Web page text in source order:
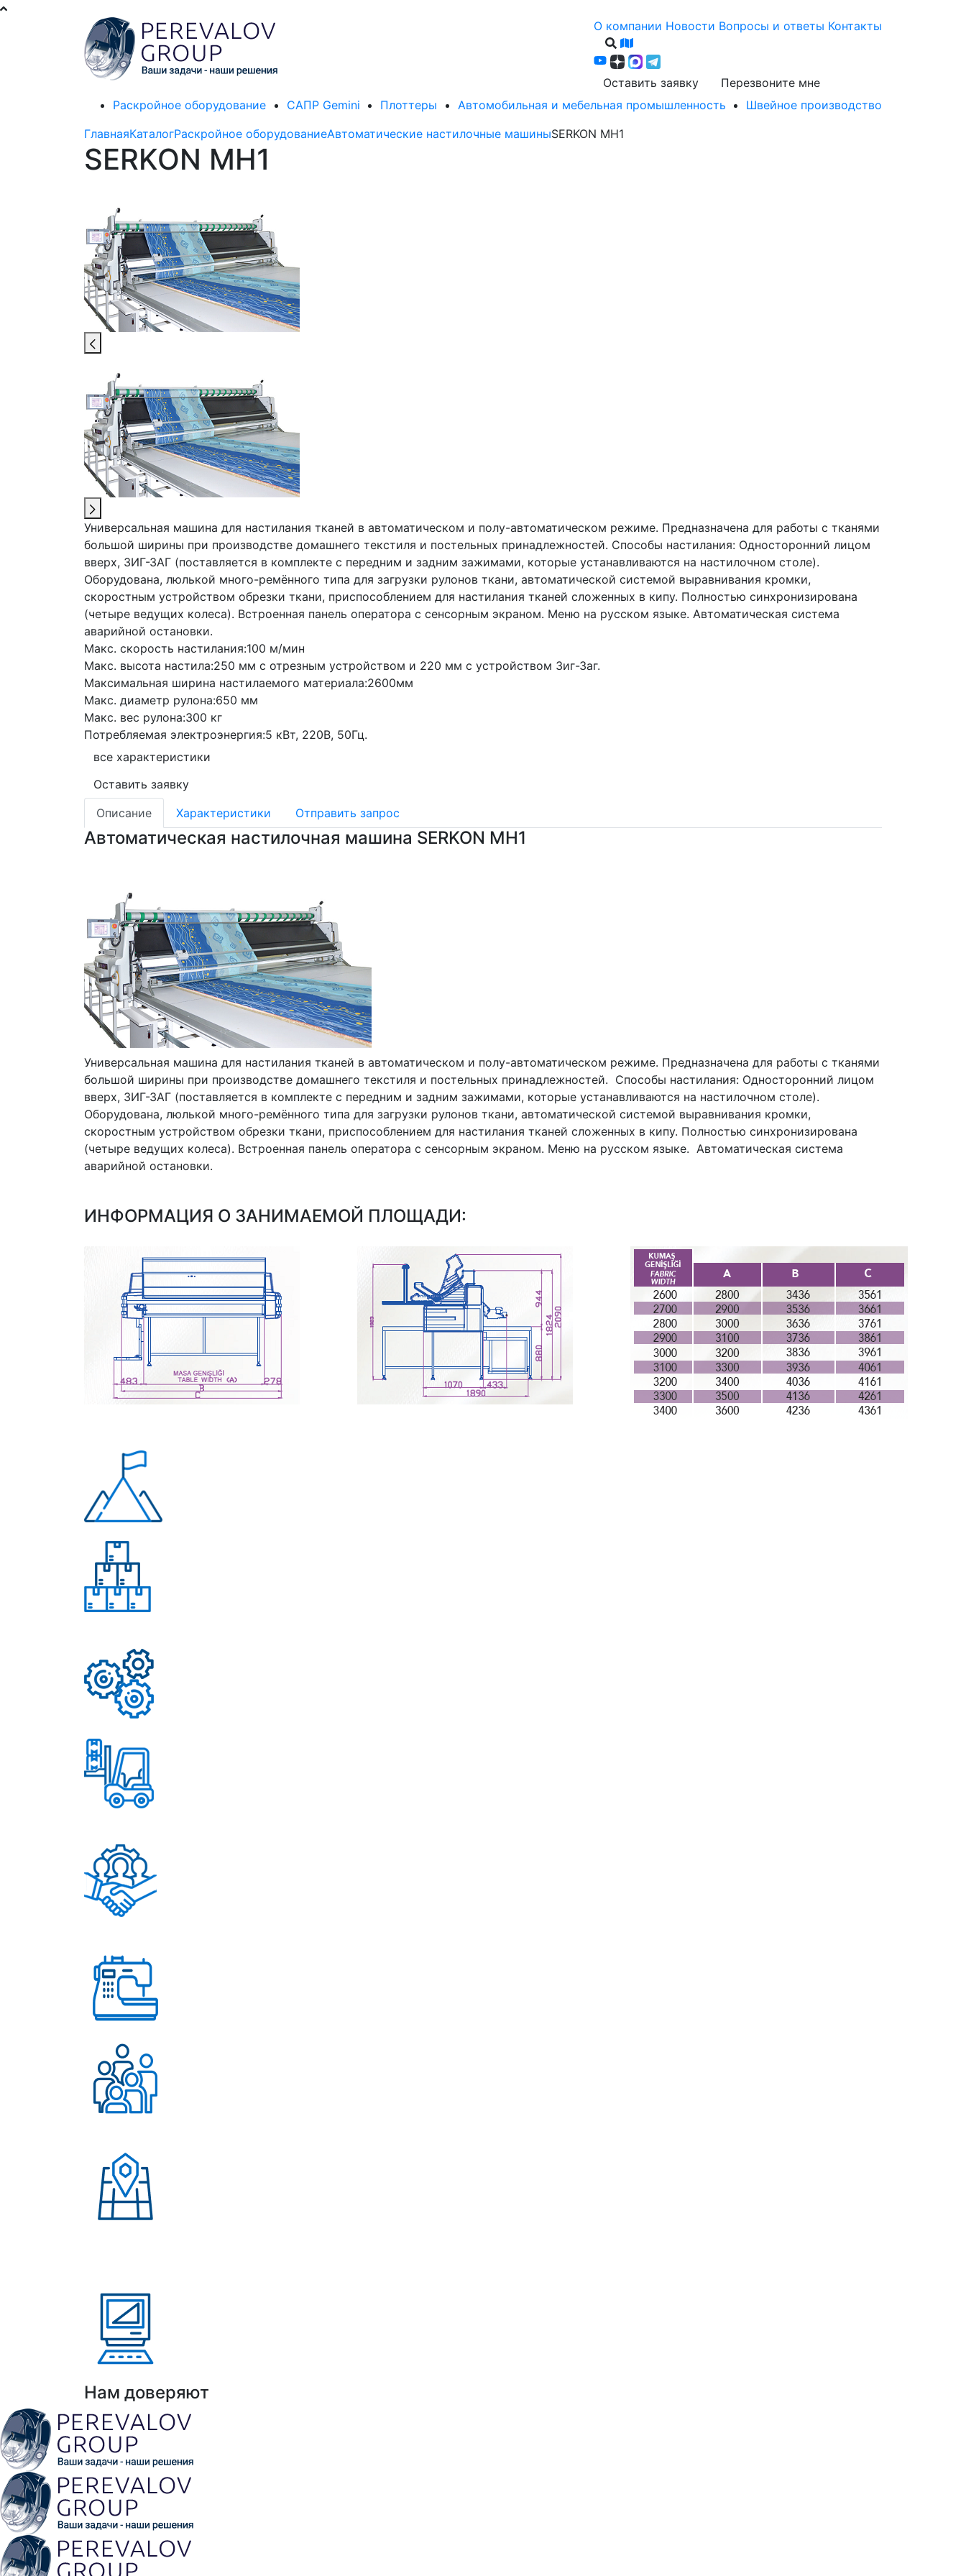
О компании Новости Вопросы и ответы Контакты
Оставить заявку
Перезвоните мне
Раскройное оборудование
САПР Gemini Плоттеры Автомобильная и мебельная промышленность
Швейное производство
ГлавнаяКаталогРаскройное оборудованиеАвтоматические настилочные машиныSERKON MH1
SERKON MH1
Универсальная машина для настилания тканей в автоматическом и полу-автоматическом режиме. Предназначена для работы с тканями
большой ширины при производстве домашнего текстиля и постельных принадлежностей. Способы настилания: Односторонний лицом
вверх, ЗИГ-ЗАГ (поставляется в комплекте с передним и задним зажимами, которые устанавливаются на настилочном столе).
Оборудована, люлькой много-ремённого типа для загрузки рулонов ткани, автоматической системой выравнивания кромки,
скоростным устройством обрезки ткани, приспособлением для настилания тканей сложенных в кипу. Полностью синхронизирована
(четыре ведущих колеса). Встроенная панель оператора с сенсорным экраном. Меню на русском языке. Автоматическая система
аварийной остановки.
Макс. скорость настилания:100 м/мин
Макс. высота настила:250 мм с отрезным устройством и 220 мм с устройством Зиг-Заг.
Максимальная ширина настилаемого материала:2600мм
Макс. диаметр рулона:650 мм
Макс. вес рулона:300 кг
Потребляемая электроэнергия:5 кВт, 220В, 50Гц.
все характеристики
Оставить заявку
Описание
Характеристики Отправить запрос
Автоматическая настилочная машина SERKON MH1
Универсальная машина для настилания тканей в автоматическом и полу-автоматическом режиме. Предназначена для работы с тканями
большой ширины при производстве домашнего текстиля и постельных принадлежностей. Способы настилания: Односторонний лицом
вверх, ЗИГ-ЗАГ (поставляется в комплекте с передним и задним зажимами, которые устанавливаются на настилочном столе).
Оборудована, люлькой много-ремённого типа для загрузки рулонов ткани, автоматической системой выравнивания кромки,
скоростным устройством обрезки ткани, приспособлением для настилания тканей сложенных в кипу. Полностью синхронизирована
(четыре ведущих колеса). Встроенная панель оператора с сенсорным экраном. Меню на русском языке. Автоматическая система
аварийной остановки.
ИНФОРМАЦИЯ О ЗАНИМАЕМОЙ ПЛОЩАДИ:
Нам доверяют